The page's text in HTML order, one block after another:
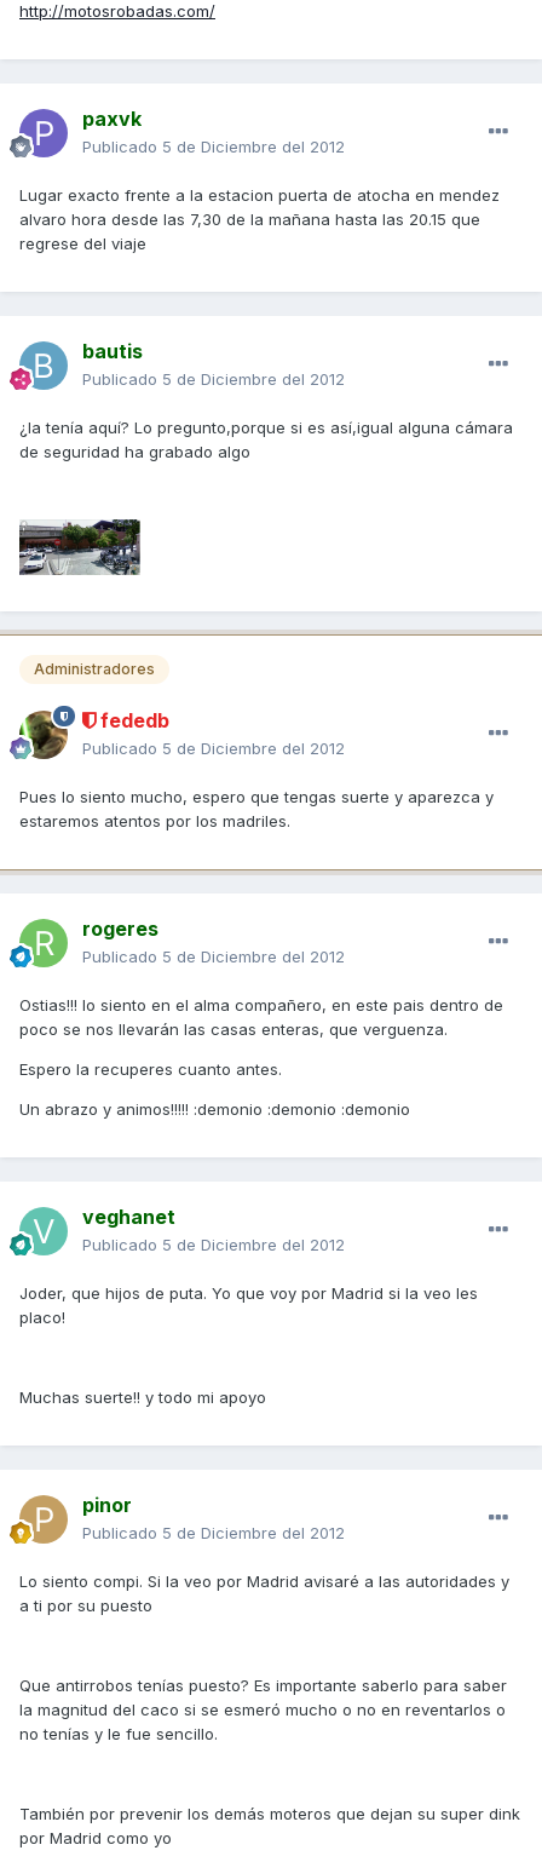
http://motosrobadas.com/
paxvk
Publicado 5 de Diciembre del 2012
Lugar exacto frente a la estacion puerta de atocha en mendez
alvaro hora desde las 7,30 de la mañana hasta las 20.15 que
regrese del viaje
bautis
Publicado 5 de Diciembre del 2012
¿la tenía aquí? Lo pregunto,porque si es así,igual alguna cámara
de seguridad ha grabado algo
Administradores
fededb
Publicado 5 de Diciembre del 2012
Pues lo siento mucho, espero que tengas suerte y aparezca y
estaremos atentos por los madriles.
rogeres
Publicado 5 de Diciembre del 2012
Ostias!!! lo siento en el alma compañero, en este pais dentro de
poco se nos llevarán las casas enteras, que verguenza.
Espero la recuperes cuanto antes.
Un abrazo y animos!!!!! :demonio :demonio :demonio
veghanet
Publicado 5 de Diciembre del 2012
Joder, que hijos de puta. Yo que voy por Madrid si la veo les
placo!
Muchas suerte!! y todo mi apoyo
pinor
Publicado 5 de Diciembre del 2012
Lo siento compi. Si la veo por Madrid avisaré a las autoridades y
a ti por su puesto
Que antirrobos tenías puesto? Es importante saberlo para saber
la magnitud del caco si se esmeró mucho o no en reventarlos o
no tenías y le fue sencillo.
También por prevenir los demás moteros que dejan su super dink
por Madrid como yo